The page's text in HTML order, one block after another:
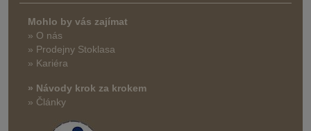
Mohlo by vás zajímat
» O nás
» Prodejny Stoklasa
» Kariéra
» Návody krok za krokem
» Články